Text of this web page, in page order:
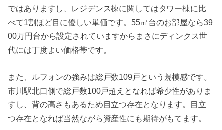
ではありますし、レジデンス棟に関してはタワー棟に比
べて1割ほど目に優しい単価です。55㎡台のお部屋なら39
00万円台から設定されていますからまさにディンクス世
代には丁度よい価格帯です。
また、ルフォンの強みは総戸数109戸という規模感です。
市川駅北口側で総戸数100戸超えとなれば希少性がありま
すし、背の高さもあるため目立つ存在となります。目立
つ存在となれば当然ながら資産性にも期待がもてます。